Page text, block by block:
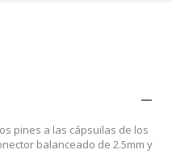
pines a las cápsuilas de los
balanceado de 2.5mm y